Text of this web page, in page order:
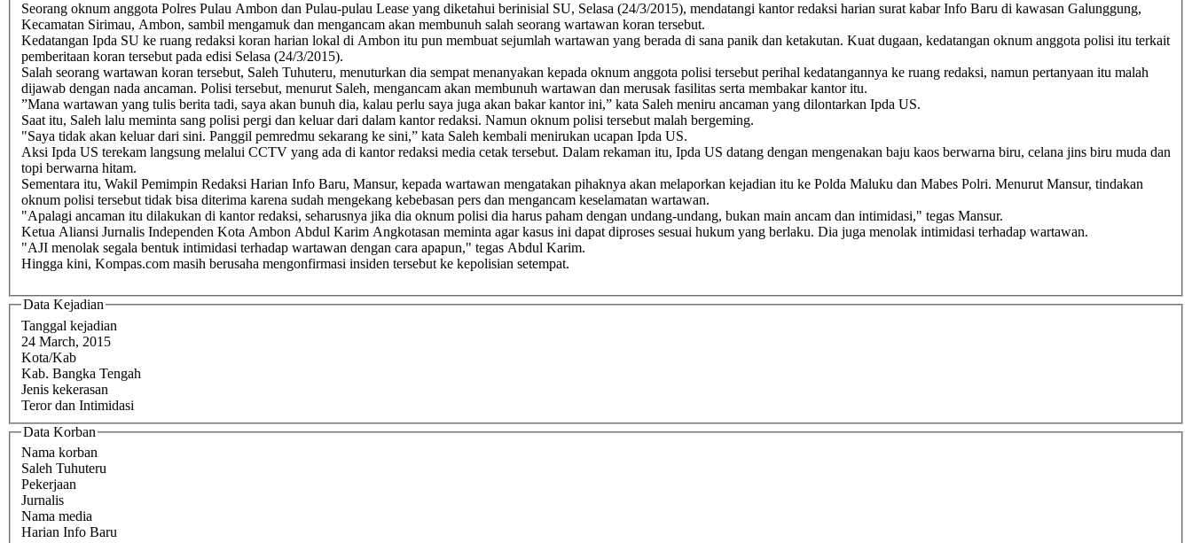
Seorang oknum anggota Polres Pulau Ambon dan Pulau-pulau Lease yang diketahui berinisial SU, Selasa (24/3/2015), mendatangi kantor redaksi harian surat kabar Info Baru di kawasan Galunggung,
Kecamatan Sirimau, Ambon, sambil mengamuk dan mengancam akan membunuh salah seorang wartawan koran tersebut.
Kedatangan Ipda SU ke ruang redaksi koran harian lokal di Ambon itu pun membuat sejumlah wartawan yang berada di sana panik dan ketakutan. Kuat dugaan, kedatangan oknum anggota polisi itu terkait
pemberitaan koran tersebut pada edisi Selasa (24/3/2015).
Salah seorang wartawan koran tersebut, Saleh Tuhuteru, menuturkan dia sempat menanyakan kepada oknum anggota polisi tersebut perihal kedatangannya ke ruang redaksi, namun pertanyaan itu malah
dijawab dengan nada ancaman. Polisi tersebut, menurut Saleh, mengancam akan membunuh wartawan dan merusak fasilitas serta membakar kantor itu.
”Mana wartawan yang tulis berita tadi, saya akan bunuh dia, kalau perlu saya juga akan bakar kantor ini,” kata Saleh meniru ancaman yang dilontarkan Ipda US.
Saat itu, Saleh lalu meminta sang polisi pergi dan keluar dari dalam kantor redaksi. Namun oknum polisi tersebut malah bergeming.
"Saya tidak akan keluar dari sini. Panggil pemredmu sekarang ke sini,” kata Saleh kembali menirukan ucapan Ipda US.
Aksi Ipda US terekam langsung melalui CCTV yang ada di kantor redaksi media cetak tersebut. Dalam rekaman itu, Ipda US datang dengan mengenakan baju kaos berwarna biru, celana jins biru muda dan
topi berwarna hitam.
Sementara itu, Wakil Pemimpin Redaksi Harian Info Baru, Mansur, kepada wartawan mengatakan pihaknya akan melaporkan kejadian itu ke Polda Maluku dan Mabes Polri. Menurut Mansur, tindakan
oknum polisi tersebut tidak bisa diterima karena sudah mengekang kebebasan pers dan mengancam keselamatan wartawan.
"Apalagi ancaman itu dilakukan di kantor redaksi, seharusnya jika dia oknum polisi dia harus paham dengan undang-undang, bukan main ancam dan intimidasi," tegas Mansur.
Ketua Aliansi Jurnalis Independen Kota Ambon Abdul Karim Angkotasan meminta agar kasus ini dapat diproses sesuai hukum yang berlaku. Dia juga menolak intimidasi terhadap wartawan.
"AJI menolak segala bentuk intimidasi terhadap wartawan dengan cara apapun," tegas Abdul Karim.
Hingga kini, Kompas.com masih berusaha mengonfirmasi insiden tersebut ke kepolisian setempat.
Data Kejadian
Tanggal kejadian
24 March, 2015
Kota/Kab
Kab. Bangka Tengah
Jenis kekerasan
Teror dan Intimidasi
Data Korban
Nama korban
Saleh Tuhuteru
Pekerjaan
Jurnalis
Nama media
Harian Info Baru